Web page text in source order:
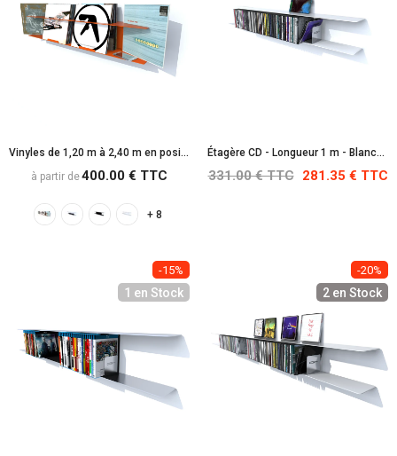
Vinyles de 1,20 m à 2,40 m en position Bac
à partir de400.00 € TTC
+ 8
Étagère CD - Longueur 1 m - Blanche : RAL 9010
331.00 € TTC 281.35 € TTC
-15%
1 en Stock
-20%
2 en Stock